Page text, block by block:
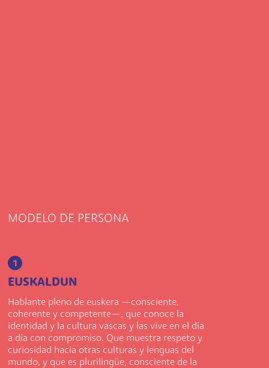
MODELO DE PERSONA
1
EUSKALDUN
Hablante pleno de euskera —consciente,
coherente y competente—, que conoce la
identidad y la cultura vascas y las vive en el día
a día con compromiso. Que muestra respeto y
curiosidad hacia otras culturas y lenguas del
mundo, y que es plurilingüe, consciente de la